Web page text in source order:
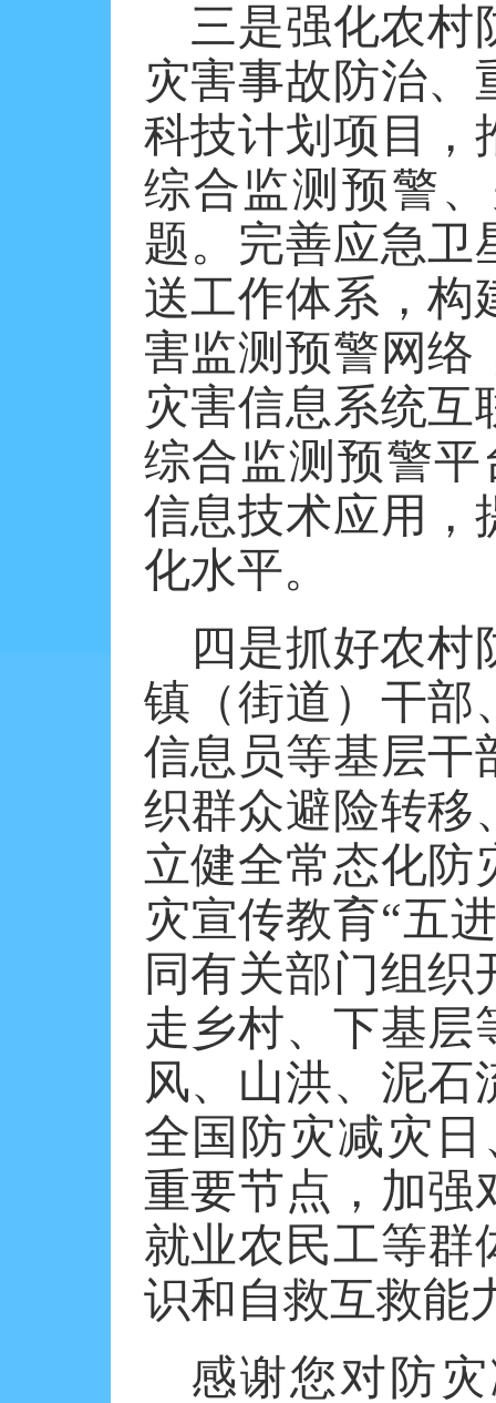
三是强化农村
灾害事故防治、
科技计划项目，
综合监测预警
题。完善应急卫
送工作体系，构
害监测预警网络
灾害信息系统互
综合监测预警
信息技术应用，
化水平。
四是抓好农
镇（街道）干部
信息员等基层干
织群众避险转移
立健全常态化防
灾宣传教育“五
同有关部门组
走乡村、下基层
风、山洪、泥
全国防灾减灾
重要节点，加强
就业农民工等群
识和自救互救能
感谢您对防